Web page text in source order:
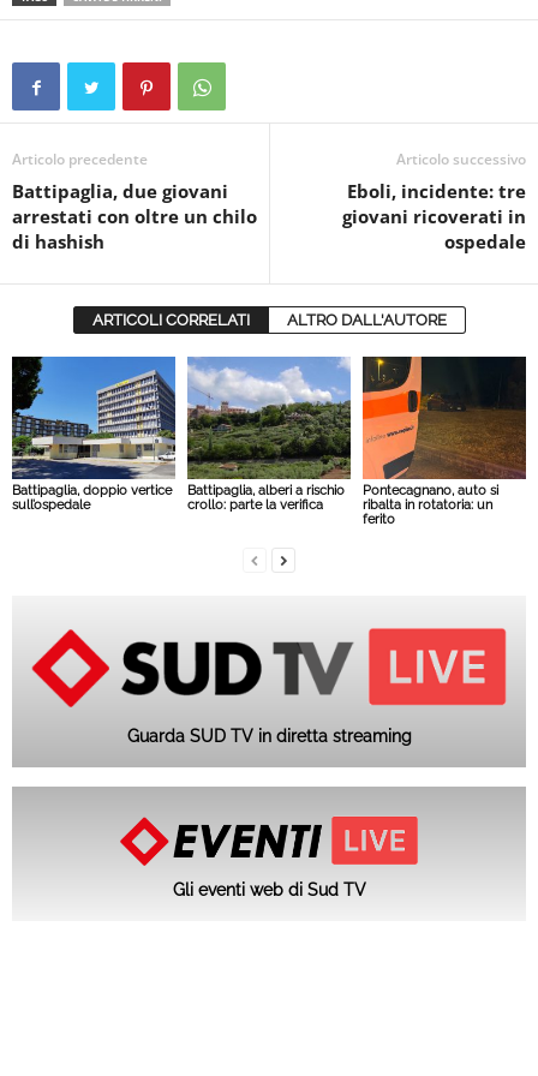
Articolo precedente
Battipaglia, due giovani
arrestati con oltre un chilo
di hashish
Articolo successivo
Eboli, incidente: tre
giovani ricoverati in
ospedale
ARTICOLI CORRELATI ALTRO DALL'AUTORE
Battipaglia, doppio vertice
sull’ospedale
Battipaglia, alberi a rischio
crollo: parte la verifica
Pontecagnano, auto si
ribalta in rotatoria: un
ferito
Guarda SUD TV in diretta streaming
Gli eventi web di Sud TV